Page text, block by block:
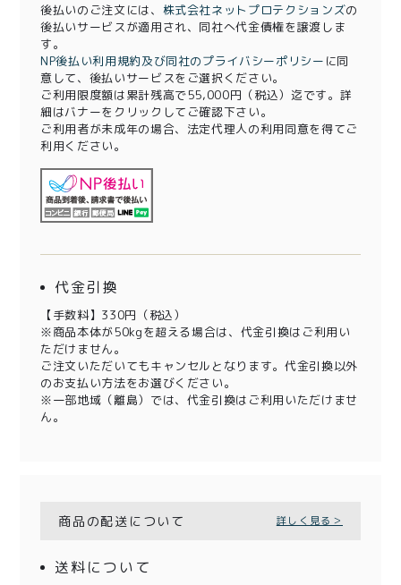
後払いのご注文には、 株式会社ネットプロテクションズの
後払いサービスが適用され、同社へ代金債権を譲渡しま
す。
NP後払い利用規約及び同社のプライバシーポリシー に同
意して、後払いサービスをご選択ください。
ご利用限度額は累計残高で55,000円（税込）迄です。詳
細はバナーをクリックしてご確認下さい。
ご利用者が未成年の場合、法定代理人の利用同意を得てご
利用ください。
代金引換
【手数料】330円（税込）
※商品本体が50kgを超える場合は、代金引換はご利用い
ただけません。
ご注文いただいてもキャンセルとなります。代金引換以外
のお支払い方法をお選びください。
※一部地域（離島）では、代金引換はご利用いただけませ
ん。
商品の配送について 詳しく見る＞
送料について